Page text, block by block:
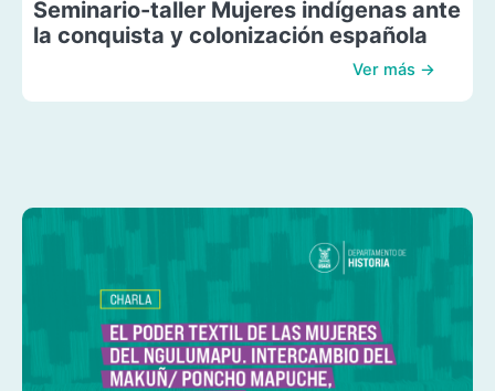
Seminario-taller Mujeres indígenas ante
la conquista y colonización española
Ver más →